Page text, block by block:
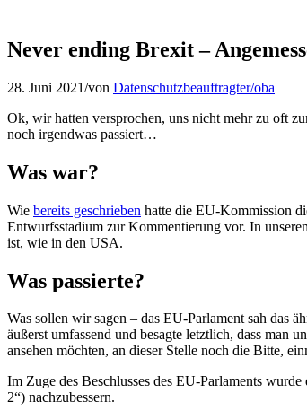
Never ending Brexit –
28. Juni 2021/von Datenschutzbeauftragter/oba
Ok, wir hatten versprochen, uns nicht mehr zu oft
noch irgendwas passiert…
Was war?
Wie bereits geschrieben hatte die EU-Kommission
Entwurfsstadium zur Kommentierung vor. In
ist, wie in den USA.
Was passierte?
Was sollen wir sagen – das EU-Parlament sah das
äußerst umfassend und besagte letztlich, dass man
ansehen möchten, an dieser Stelle noch die Bitte,
Im Zuge des Beschlusses des EU-Parlaments
2“) nachzubessern.